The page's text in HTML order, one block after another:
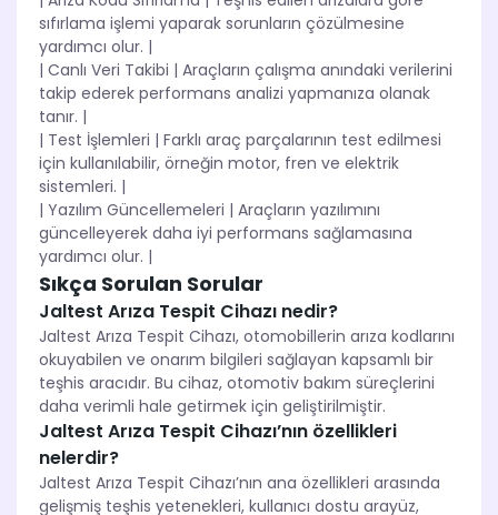
sıfırlama işlemi yaparak sorunların çözülmesine
yardımcı olur. |
| Canlı Veri Takibi | Araçların çalışma anındaki verilerini
takip ederek performans analizi yapmanıza olanak
tanır. |
| Test İşlemleri | Farklı araç parçalarının test edilmesi
için kullanılabilir, örneğin motor, fren ve elektrik
sistemleri. |
| Yazılım Güncellemeleri | Araçların yazılımını
güncelleyerek daha iyi performans sağlamasına
yardımcı olur. |
Sıkça Sorulan Sorular
Jaltest Arıza Tespit Cihazı nedir?
Jaltest Arıza Tespit Cihazı, otomobillerin arıza kodlarını
okuyabilen ve onarım bilgileri sağlayan kapsamlı bir
teşhis aracıdır. Bu cihaz, otomotiv bakım süreçlerini
daha verimli hale getirmek için geliştirilmiştir.
Jaltest Arıza Tespit Cihazı’nın özellikleri
nelerdir?
Jaltest Arıza Tespit Cihazı’nın ana özellikleri arasında
gelişmiş teşhis yetenekleri, kullanıcı dostu arayüz,